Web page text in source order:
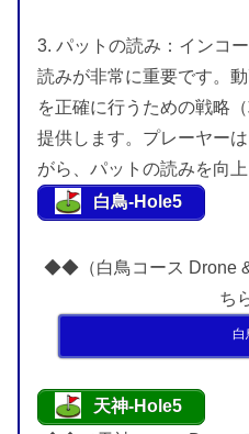
3. パットの読み：インコ
読みが非常に重要です。
を正確に行うための戦略
提供します。プレーヤー
がら、パットの読みを向
白鳥-Hole5
◆◆（白鳥コース Drone
ち
白
天神-Hole5